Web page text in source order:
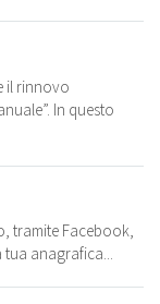
il rinnovo
In questo
tramite Facebook,
anagrafica...